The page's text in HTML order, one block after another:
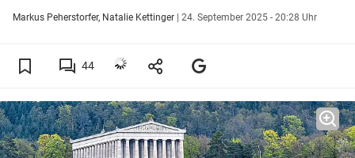
Markus Peherstorfer, Natalie Kettinger | 24. September 2025 - 20:28 Uhr
44